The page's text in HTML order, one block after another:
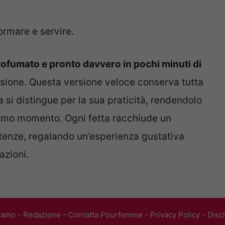
e servire.
e pronto davvero in pochi minuti di
Questa versione veloce conserva tutta
si distingue per la sua praticità, rendendolo
momento. Ogni fetta racchiude un
regalando un’esperienza gustativa
- Redazione - Contatta Pourfemme - Privacy Policy-